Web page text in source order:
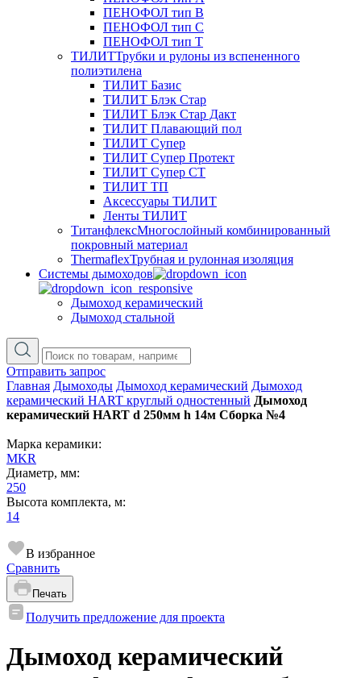
ПЕНОФОЛ тип B
ПЕНОФОЛ тип C
ПЕНОФОЛ тип T
ТИЛИТТрубки и рулоны из вспененного
полиэтилена
ТИЛИТ Базис
ТИЛИТ Блэк Стар
ТИЛИТ Блэк Стар Дакт
ТИЛИТ Плавающий пол
ТИЛИТ Супер
ТИЛИТ Супер Протект
ТИЛИТ Супер СТ
ТИЛИТ ТП
Аксессуары ТИЛИТ
Ленты ТИЛИТ
ТитанфлексМногослойный комбинированный
покровный материал
ThermaflexТрубная и рулонная изоляция
Cистемы дымоходов
Дымоход керамический
Дымоход стальной
Отправить запрос
Главная Дымоходы Дымоход керамический Дымоход
керамический HART круглый одностенный Дымоход
керамический HART d 250мм h 14м Сборка №4
Марка керамики:
MKR
Диаметр, мм:
250
Высота комплекта, м:
14
В избранное
Сравнить
Печать
Получить предложение для проекта
Дымоход керамический